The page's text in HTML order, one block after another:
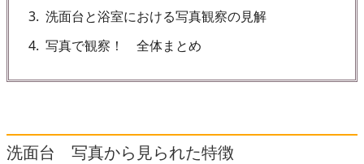
3 洗面台と浴室における写真観察の見解
4 写真で観察！ 全体まとめ
洗面台 写真から見られた特徴